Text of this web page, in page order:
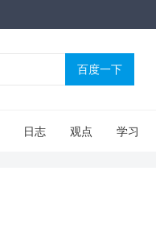
日志 观点 学习